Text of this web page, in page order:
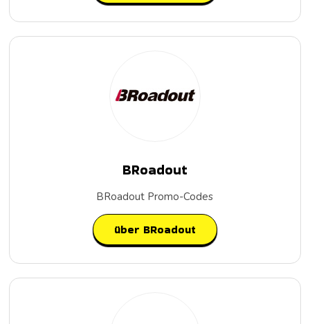
BRoadout
BRoadout Promo-Codes
über BRoadout